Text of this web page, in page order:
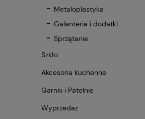
Metaloplastyka
Galanteria i dodatki
Sprzątanie
Szkło
Akcesoria kuchenne
Garnki i Patelnie
Wyprzedaż